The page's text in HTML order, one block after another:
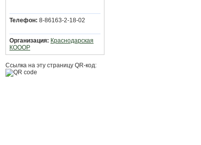
Телефон: 8-86163-2-18-02
Организация: Краснодарская
КОООР
Ссылка на эту страницу QR-код: